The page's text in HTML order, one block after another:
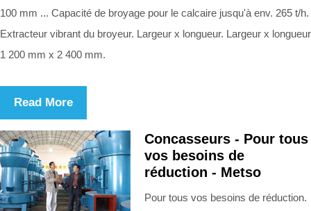
100 mm ... Capacité de broyage pour le calcaire jusqu'à env. 265 t/h.
Extracteur vibrant du broyeur. Largeur x longueur. Largeur x longueur
1 200 mm x 2 400 mm.
Read More
Concasseurs - Pour tous
vos besoins de
réduction - Metso
Pour tous vos besoins de réduction.